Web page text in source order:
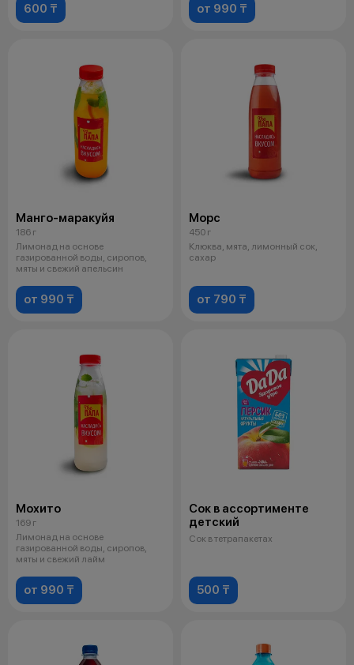
600 ₸ от 990 ₸
Манго-маракуйя
186 г
Лимонад на основе
газированной воды, сиропов,
мяты и свежий апельсин
от 990 ₸
Морс
450 г
Клюква, мята, лимонный сок,
сахар
от 790 ₸
Мохито
169 г
Лимонад на основе
газированной воды, сиропов,
мяты и свежий лайм
от 990 ₸
Сок в ассортименте
детский
Сок в тетрапакетах
500 ₸